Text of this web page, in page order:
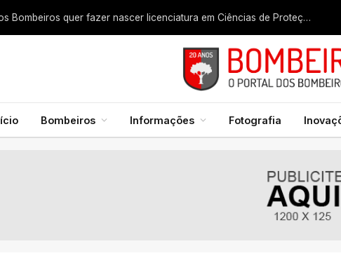
Liga dos Bombeiros quer fazer nascer licenciatura em Ciências de Proteção Civil e Bombeiros
Bombeiros Informações Fotografia